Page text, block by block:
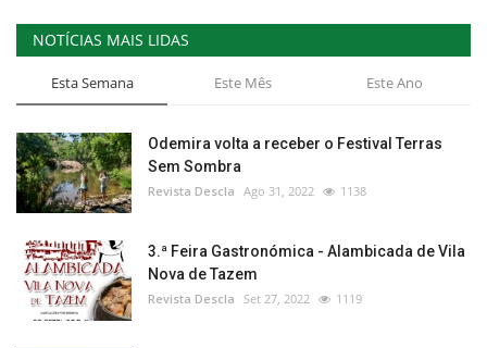
NOTÍCIAS MAIS LIDAS
Esta Semana Este Mês Este Ano
Odemira volta a receber o Festival Terras
Sem Sombra
Revista Descla Ago 31, 2022 1138
3.ª Feira Gastronómica - Alambicada de Vila
Nova de Tazem
Revista Descla Set 27, 2022 1119